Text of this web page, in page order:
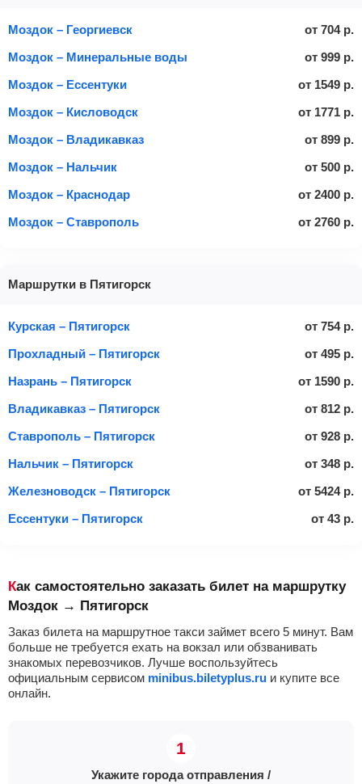
Моздок – Георгиевск от 704 р.
Моздок – Минеральные воды
от 999 р.
Моздок – Ессентуки
от 1549 р.
Моздок – Кисловодск
от 1771 р.
Моздок – Владикавказ
от 899 р.
Моздок – Нальчик
от 500 р.
Моздок – Краснодар
от 2400 р.
Моздок – Ставрополь
от 2760 р.
Маршрутки в Пятигорск
Курская – Пятигорск от 754 р.
Прохладный – Пятигорск
от 495 р.
Назрань – Пятигорск
от 1590 р.
Владикавказ – Пятигорск
от 812 р.
Ставрополь – Пятигорск
от 928 р.
Нальчик – Пятигорск
от 348 р.
Железноводск – Пятигорск
от 5424 р.
Ессентуки – Пятигорск
от 43 р.
Как самостоятельно заказать билет на маршрутку
Моздок → Пятигорск
Заказ билета на маршрутное такси займет всего 5 минут. Вам
больше не требуется ехать на вокзал или обзванивать
знакомых перевозчиков. Лучше воспользуйтесь
официальным сервисом minibus.biletyplus.ru и купите все
онлайн.
Укажите города отправления /